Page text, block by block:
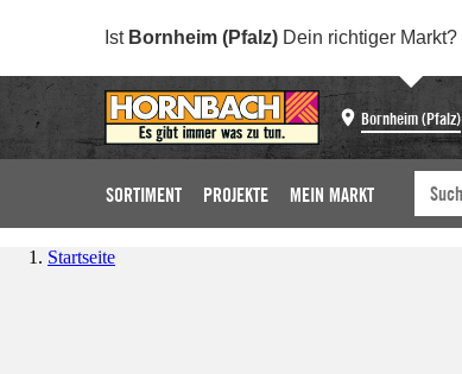
Ist Bornheim (Pfalz) Dein richtiger Markt?
Bornheim (Pfalz)
SORTIMENT PROJEKTE MEIN MARKT
Startseite